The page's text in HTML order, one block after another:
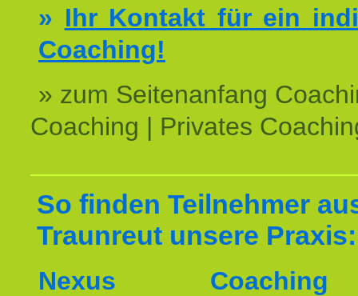
» Ihr Kontakt für ein
Coaching!
» zum Seitenanfang
Coaching | Privates
So finden Teilnehmer
Traunreut unsere Praxis:
Nexus